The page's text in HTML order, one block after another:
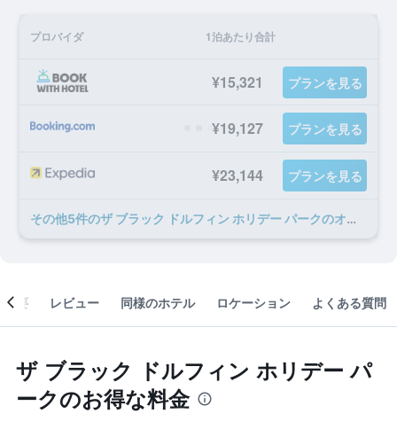
プロバイダ 1泊あたり合計
¥15,321 プランを見る
¥19,127 プランを見る
¥23,144 プランを見る
​その他5​件のザ ブラック ドルフィン ホリデー パークのオファー
概要 レビュー 同様のホテル ロケーション よくある質問
ザ ブラック ドルフィン ホリデー パ
ークのお得な料金